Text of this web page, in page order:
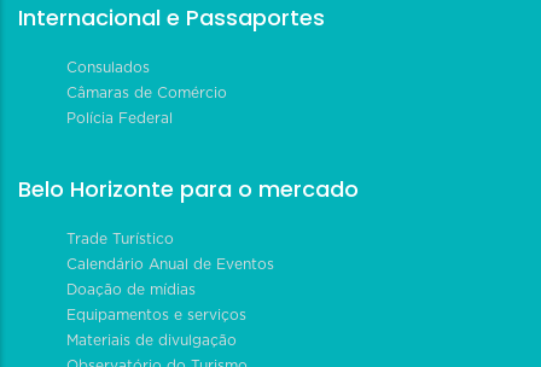
Internacional e Passaportes
Consulados
Câmaras de Comércio
Polícia Federal
Belo Horizonte para o mercado
Trade Turístico
Calendário Anual de Eventos
Doação de mídias
Equipamentos e serviços
Materiais de divulgação